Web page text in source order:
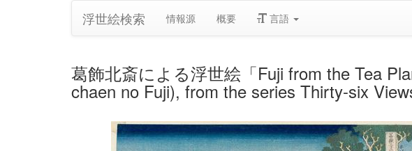
浮世絵検索 情報源 概要 言語
葛飾北斎による浮世絵「Fuji from the Tea
chaen no Fuji), from the series Thirty-six